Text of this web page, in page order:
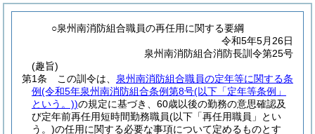
○泉州南消防組合職員の再任用に関する要綱
令和5年5月26日
泉州南消防組合消防長訓令第25号
(趣旨)
第1条
この訓令は、 泉州南消防組合職員の定年等に関する条
例(令和5年泉州南消防組合条例第8号(以下「定年等条例」
という。))の規定に基づき、60歳以後の勤務の意思確認及
び定年前再任用短時間勤務職員(以下「再任用職員」とい
う。)の任用に関する必要な事項について定めるものとす